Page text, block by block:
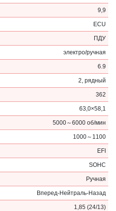
9,9
ECU
ПДУ
электро/ручная
6.9
2, рядный
362
63,0×58,1
5000～6000 об/мин
1000～1100
EFI
SOHC
Ручная
Вперед-Нейтраль-Назад
1,85 (24/13)